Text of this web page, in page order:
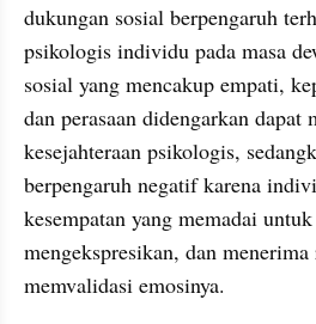
dukungan sosial berpengaruh
psikologis individu pada masa
sosial yang mencakup empati,
dan perasaan didengarkan dapat
kesejahteraan psikologis,
berpengaruh negatif karena
kesempatan yang memadai
mengekspresikan, dan menerima
memvalidasi emosinya.